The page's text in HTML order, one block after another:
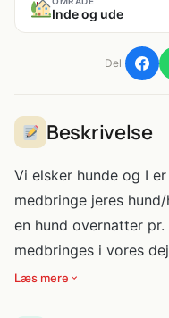
Inde og ude
Del
Beskrivelse
Vi elsker hunde og I
medbringe jeres
en hund overnatter
medbringes i vores
Læs mere